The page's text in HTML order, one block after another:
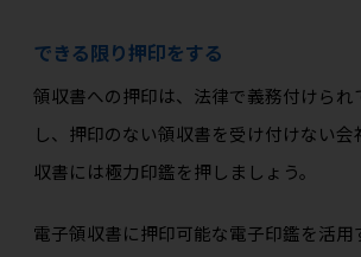
できる限り押印をする
領収書への押印は、法律で義務付けられ
し、押印のない領収書を受け付けない会
収書には極力印鑑を押しましょう。
電子領収書に押印可能な電子印鑑を活用